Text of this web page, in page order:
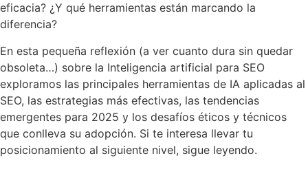
eficacia? ¿Y qué herramientas están marcando la
diferencia?
En esta pequeña reflexión (a ver cuanto dura sin quedar
obsoleta…) sobre la Inteligencia artificial para SEO
exploramos las principales herramientas de IA aplicadas al
SEO, las estrategias más efectivas, las tendencias
emergentes para 2025 y los desafíos éticos y técnicos
que conlleva su adopción. Si te interesa llevar tu
posicionamiento al siguiente nivel, sigue leyendo.